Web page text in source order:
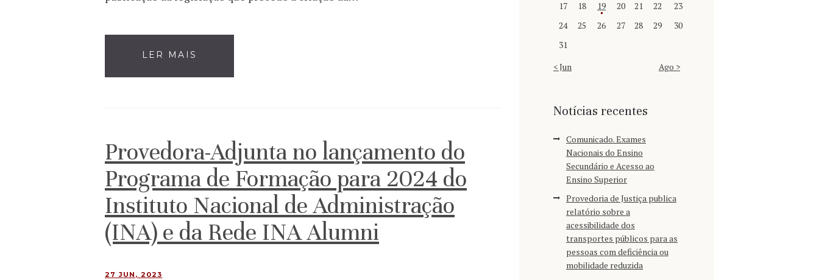
LER MAIS
Provedora-Adjunta no lançamento do
Programa de Formação para 2024 do
Instituto Nacional de Administração
(INA) e da Rede INA Alumni
27 JUN, 2023
17
18 19 20 21 22
23
24
25 26 27 28 29
30
31
« Jun
Ago »
Notícias recentes
Comunicado. Exames
Nacionais do Ensino
Secundário e Acesso ao
Ensino Superior
Provedoria de Justiça publica
relatório sobre a
acessibilidade dos
transportes públicos para as
pessoas com deficiência ou
mobilidade reduzida